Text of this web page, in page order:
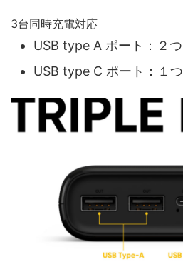
3台同時充電対応
USB type A ポート：２つ
USB type C ポート：１つ